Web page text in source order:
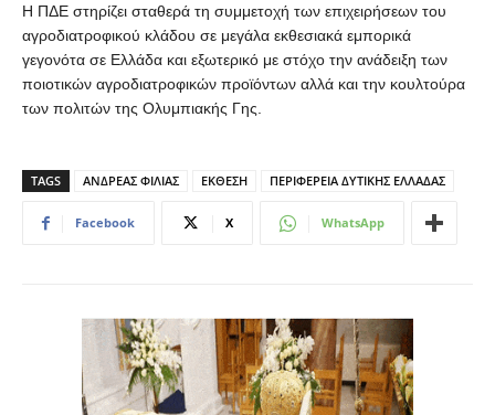
Η ΠΔΕ στηρίζει σταθερά τη συμμετοχή των επιχειρήσεων του
αγροδιατροφικού κλάδου σε μεγάλα εκθεσιακά εμπορικά
γεγονότα σε Ελλάδα και εξωτερικό με στόχο την ανάδειξη των
ποιοτικών αγροδιατροφικών προϊόντων αλλά και την κουλτούρα
των πολιτών της Ολυμπιακής Γης.
TAGS ΑΝΔΡΕΑΣ ΦΙΛΙΑΣ ΕΚΘΕΣΗ ΠΕΡΙΦΕΡΕΙΑ ΔΥΤΙΚΗΣ ΕΛΛΑΔΑΣ
Facebook X WhatsApp